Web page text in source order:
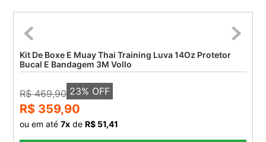
Kit De Boxe E Muay Thai Training Luva 14Oz Protetor
Bucal E Bandagem 3M Vollo
R$ 469,90 23% OFF
R$ 359,90
ou em até 7x de R$ 51,41